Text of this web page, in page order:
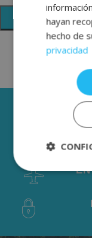
hayan
hecho de
privacidad